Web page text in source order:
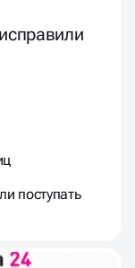
поступать